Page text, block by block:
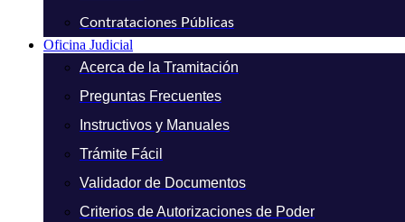
Contrataciones Públicas
Oficina Judicial
Acerca de la Tramitación
Preguntas Frecuentes
Instructivos y Manuales
Trámite Fácil
Validador de Documentos
Criterios de Autorizaciones de Poder